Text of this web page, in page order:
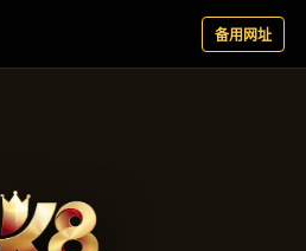
案例